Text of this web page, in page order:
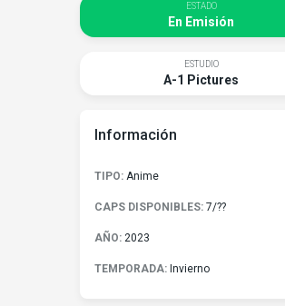
ESTADO
En Emisión
ESTUDIO
A-1 Pictures
Información
TIPO: Anime
CAPS DISPONIBLES: 7/??
AÑO: 2023
TEMPORADA: Invierno